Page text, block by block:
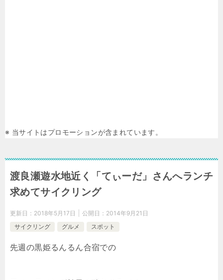
※ 当サイトはプロモーションが含まれています。
渡良瀬遊水地近く「てぃーだ」さんへランチ
求めてサイクリング
更新日： 2018年5月17日 公開日： 2014年9月21日
サイクリング
グルメ スポット
先週の黒姫るんるん合宿での